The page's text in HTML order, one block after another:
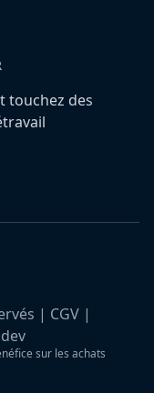
touchez des
| CGV |
sur les achats